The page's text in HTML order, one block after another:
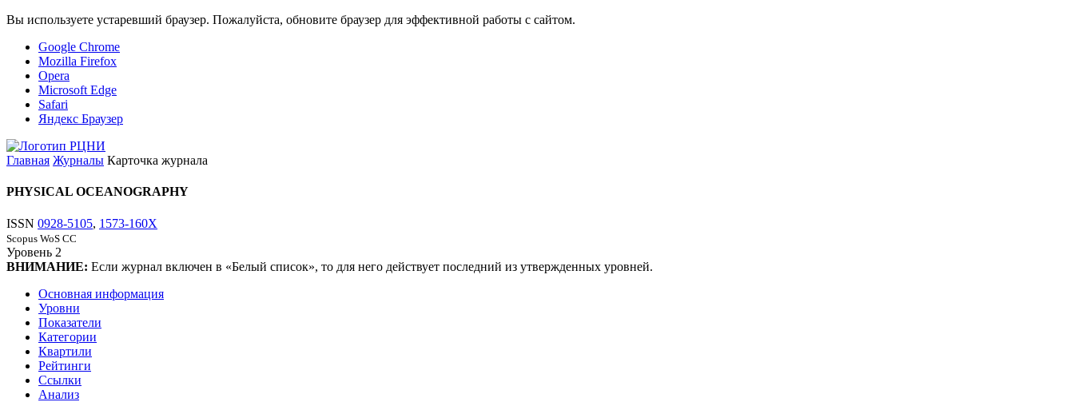
Вы используете устаревший браузер. Пожалуйста, обновите браузер для эффективной работы с сайтом.
Google Chrome
Mozilla Firefox
Opera
Microsoft Edge
Safari
Яндекс Браузер
Главная Журналы Карточка журнала
PHYSICAL OCEANOGRAPHY
ISSN 0928-5105, 1573-160X
Scopus WoS CC
Уровень 2
ВНИМАНИЕ: Если журнал включен в «Белый список», то для него действует последний из утвержденных уровней.
Основная информация
Уровни
Показатели
Категории
Квартили
Рейтинги
Ссылки
Анализ